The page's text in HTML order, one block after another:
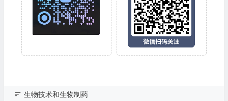
生物技术和生物制药